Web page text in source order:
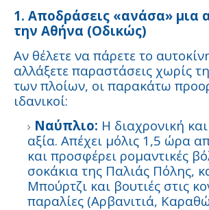
1. Αποδράσεις «ανάσα» μια
την Αθήνα (Οδικώς)
Αν θέλετε να πάρετε το
αλλάξετε παραστάσεις χωρίς
των πλοίων, οι παρακάτω
ιδανικοί:
Ναύπλιο: Η διαχρονική
αξία. Απέχει μόλις 1,5 ώρα
και προσφέρει ρομαντικές
σοκάκια της Παλιάς Πόλης,
Μπούρτζι και βουτιές στις
παραλίες (Αρβανιτιά,